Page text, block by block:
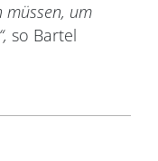
müssen, um
so Bartel